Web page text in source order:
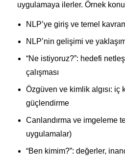
uygulamaya ilerler. Örnek konu
NLP’ye giriş ve temel
NLP’nin gelişimi ve
“Ne istiyoruz?”: hedefi
çalışması
Özgüven ve kimlik algısı: iç
güçlendirme
Canlandırma ve imgeleme
uygulamalar)
“Ben kimim?”: değerler,